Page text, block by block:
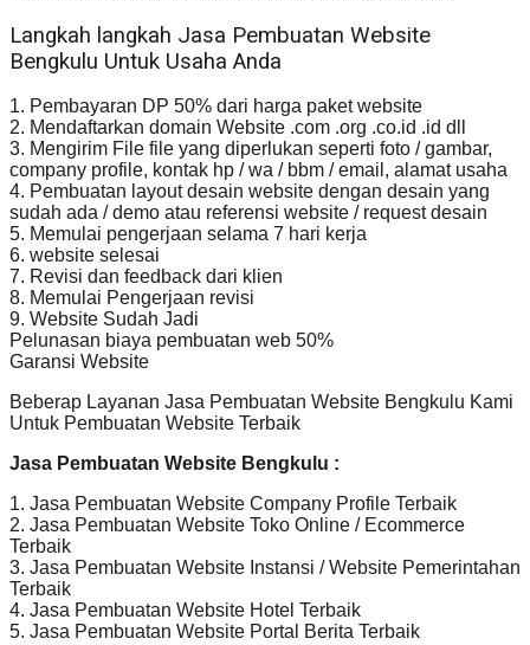
Langkah langkah Jasa Pembuatan Website
Bengkulu Untuk Usaha Anda
1. Pembayaran DP 50% dari harga paket website
2. Mendaftarkan domain Website .com .org .co.id .id dll
3. Mengirim File file yang diperlukan seperti foto / gambar,
company profile, kontak hp / wa / bbm / email, alamat usaha
4. Pembuatan layout desain website dengan desain yang
sudah ada / demo atau referensi website / request desain
5. Memulai pengerjaan selama 7 hari kerja
6. website selesai
7. Revisi dan feedback dari klien
8. Memulai Pengerjaan revisi
9. Website Sudah Jadi
Pelunasan biaya pembuatan web 50%
Garansi Website
Beberap Layanan Jasa Pembuatan Website Bengkulu Kami
Untuk Pembuatan Website Terbaik
Jasa Pembuatan Website Bengkulu :
1. Jasa Pembuatan Website Company Profile Terbaik
2. Jasa Pembuatan Website Toko Online / Ecommerce
Terbaik
3. Jasa Pembuatan Website Instansi / Website Pemerintahan
Terbaik
4. Jasa Pembuatan Website Hotel Terbaik
5. Jasa Pembuatan Website Portal Berita Terbaik